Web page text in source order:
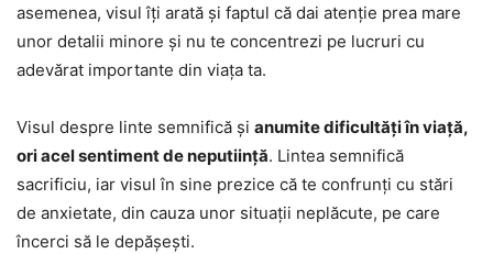
asemenea, visul îți arată și faptul că dai atenție prea mare
unor detalii minore și nu te concentrezi pe lucruri cu
adevărat importante din viața ta.
Visul despre linte semnifică și anumite dificultăți în viață,
ori acel sentiment de neputiință. Lintea semnifică
sacrificiu, iar visul în sine prezice că te confrunți cu stări
de anxietate, din cauza unor situații neplăcute, pe care
încerci să le depășești.